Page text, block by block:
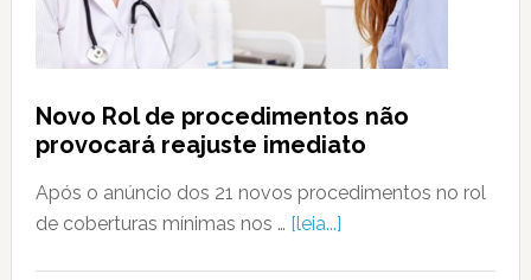
Novo Rol de procedimentos não
provocará reajuste imediato
Após o anúncio dos 21 novos procedimentos no rol
de coberturas mínimas nos … [leia...]